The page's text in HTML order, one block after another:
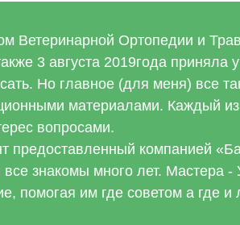
Ветеринарной Ортопедии и
3 августа 2019года приняла
Но главное (для меня) все
материалами. Каждый
вопросами.
предоставленный компанией
все знакомы много лет.
помогая им где советом а где